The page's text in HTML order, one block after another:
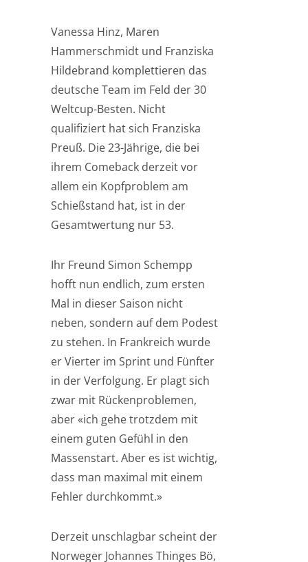
Vanessa Hinz, Maren
Hammerschmidt und Franziska
Hildebrand komplettieren das
deutsche Team im Feld der 30
Weltcup-Besten. Nicht
qualifiziert hat sich Franziska
Preuß. Die 23-Jährige, die bei
ihrem Comeback derzeit vor
allem ein Kopfproblem am
Schießstand hat, ist in der
Gesamtwertung nur 53.
Ihr Freund Simon Schempp
hofft nun endlich, zum ersten
Mal in dieser Saison nicht
neben, sondern auf dem Podest
zu stehen. In Frankreich wurde
er Vierter im Sprint und Fünfter
in der Verfolgung. Er plagt sich
zwar mit Rückenproblemen,
aber «ich gehe trotzdem mit
einem guten Gefühl in den
Massenstart. Aber es ist wichtig,
dass man maximal mit einem
Fehler durchkommt.»
Derzeit unschlagbar scheint der
Norweger Johannes Thinges Bö,